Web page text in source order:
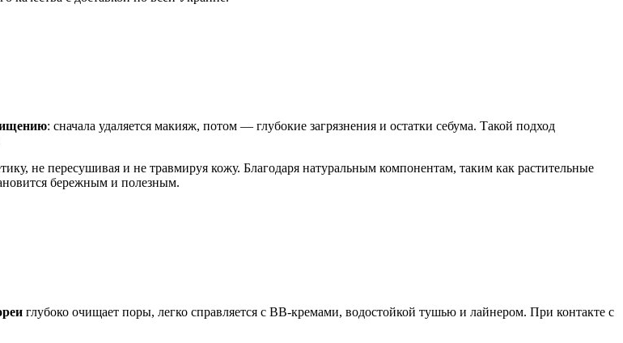
: сначала удаляется макияж, потом — глубокие загрязнения и остатки себума. Такой подход
не пересушивая и не травмируя кожу. Благодаря натуральным компонентам, таким как растительные
бережным и полезным.
глубоко очищает поры, легко справляется с BB-кремами, водостойкой тушью и лайнером. При контакте с